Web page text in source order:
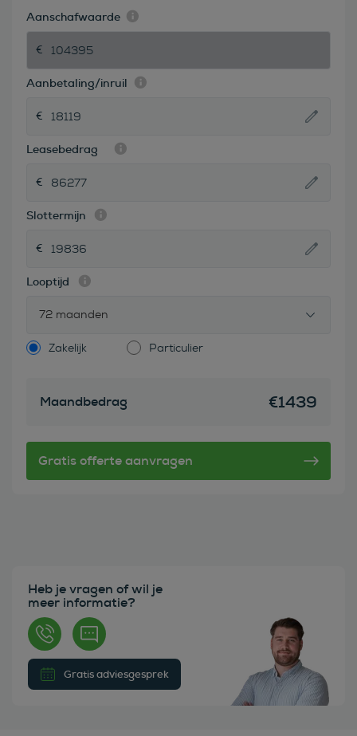
Aanschafwaarde
Aanbetaling/inruil
Leasebedrag
Slottermijn
Looptijd
72 maanden
Zakelijk Particulier
Maandbedrag €1439
Heb je vragen of wil je
meer informatie?
Gratis adviesgesprek